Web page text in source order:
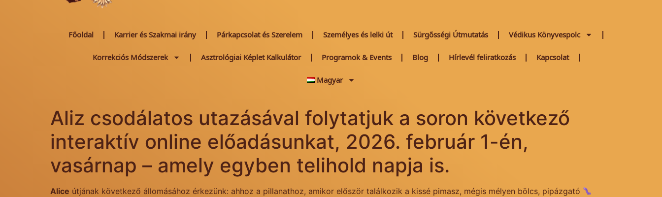
Főoldal Karrier és Szakmai irány Párkapcsolat és Szerelem Személyes és lelki út Sürgősségi Útmutatás Védikus Könyvespolc
Korrekciós Módszerek Asztrológiai Képlet Kalkulátor Programok & Events Blog Hírlevél feliratkozás Kapcsolat
Magyar
Aliz csodálatos utazásával folytatjuk a soron következő
interaktív online előadásunkat, 2026. február 1-én,
vasárnap – amely egyben telihold napja is.
Alice útjának következő állomásához érkezünk: ahhoz a pillanathoz, amikor először találkozik a kissé pimasz, mégis mélyen bölcs, pipázgató